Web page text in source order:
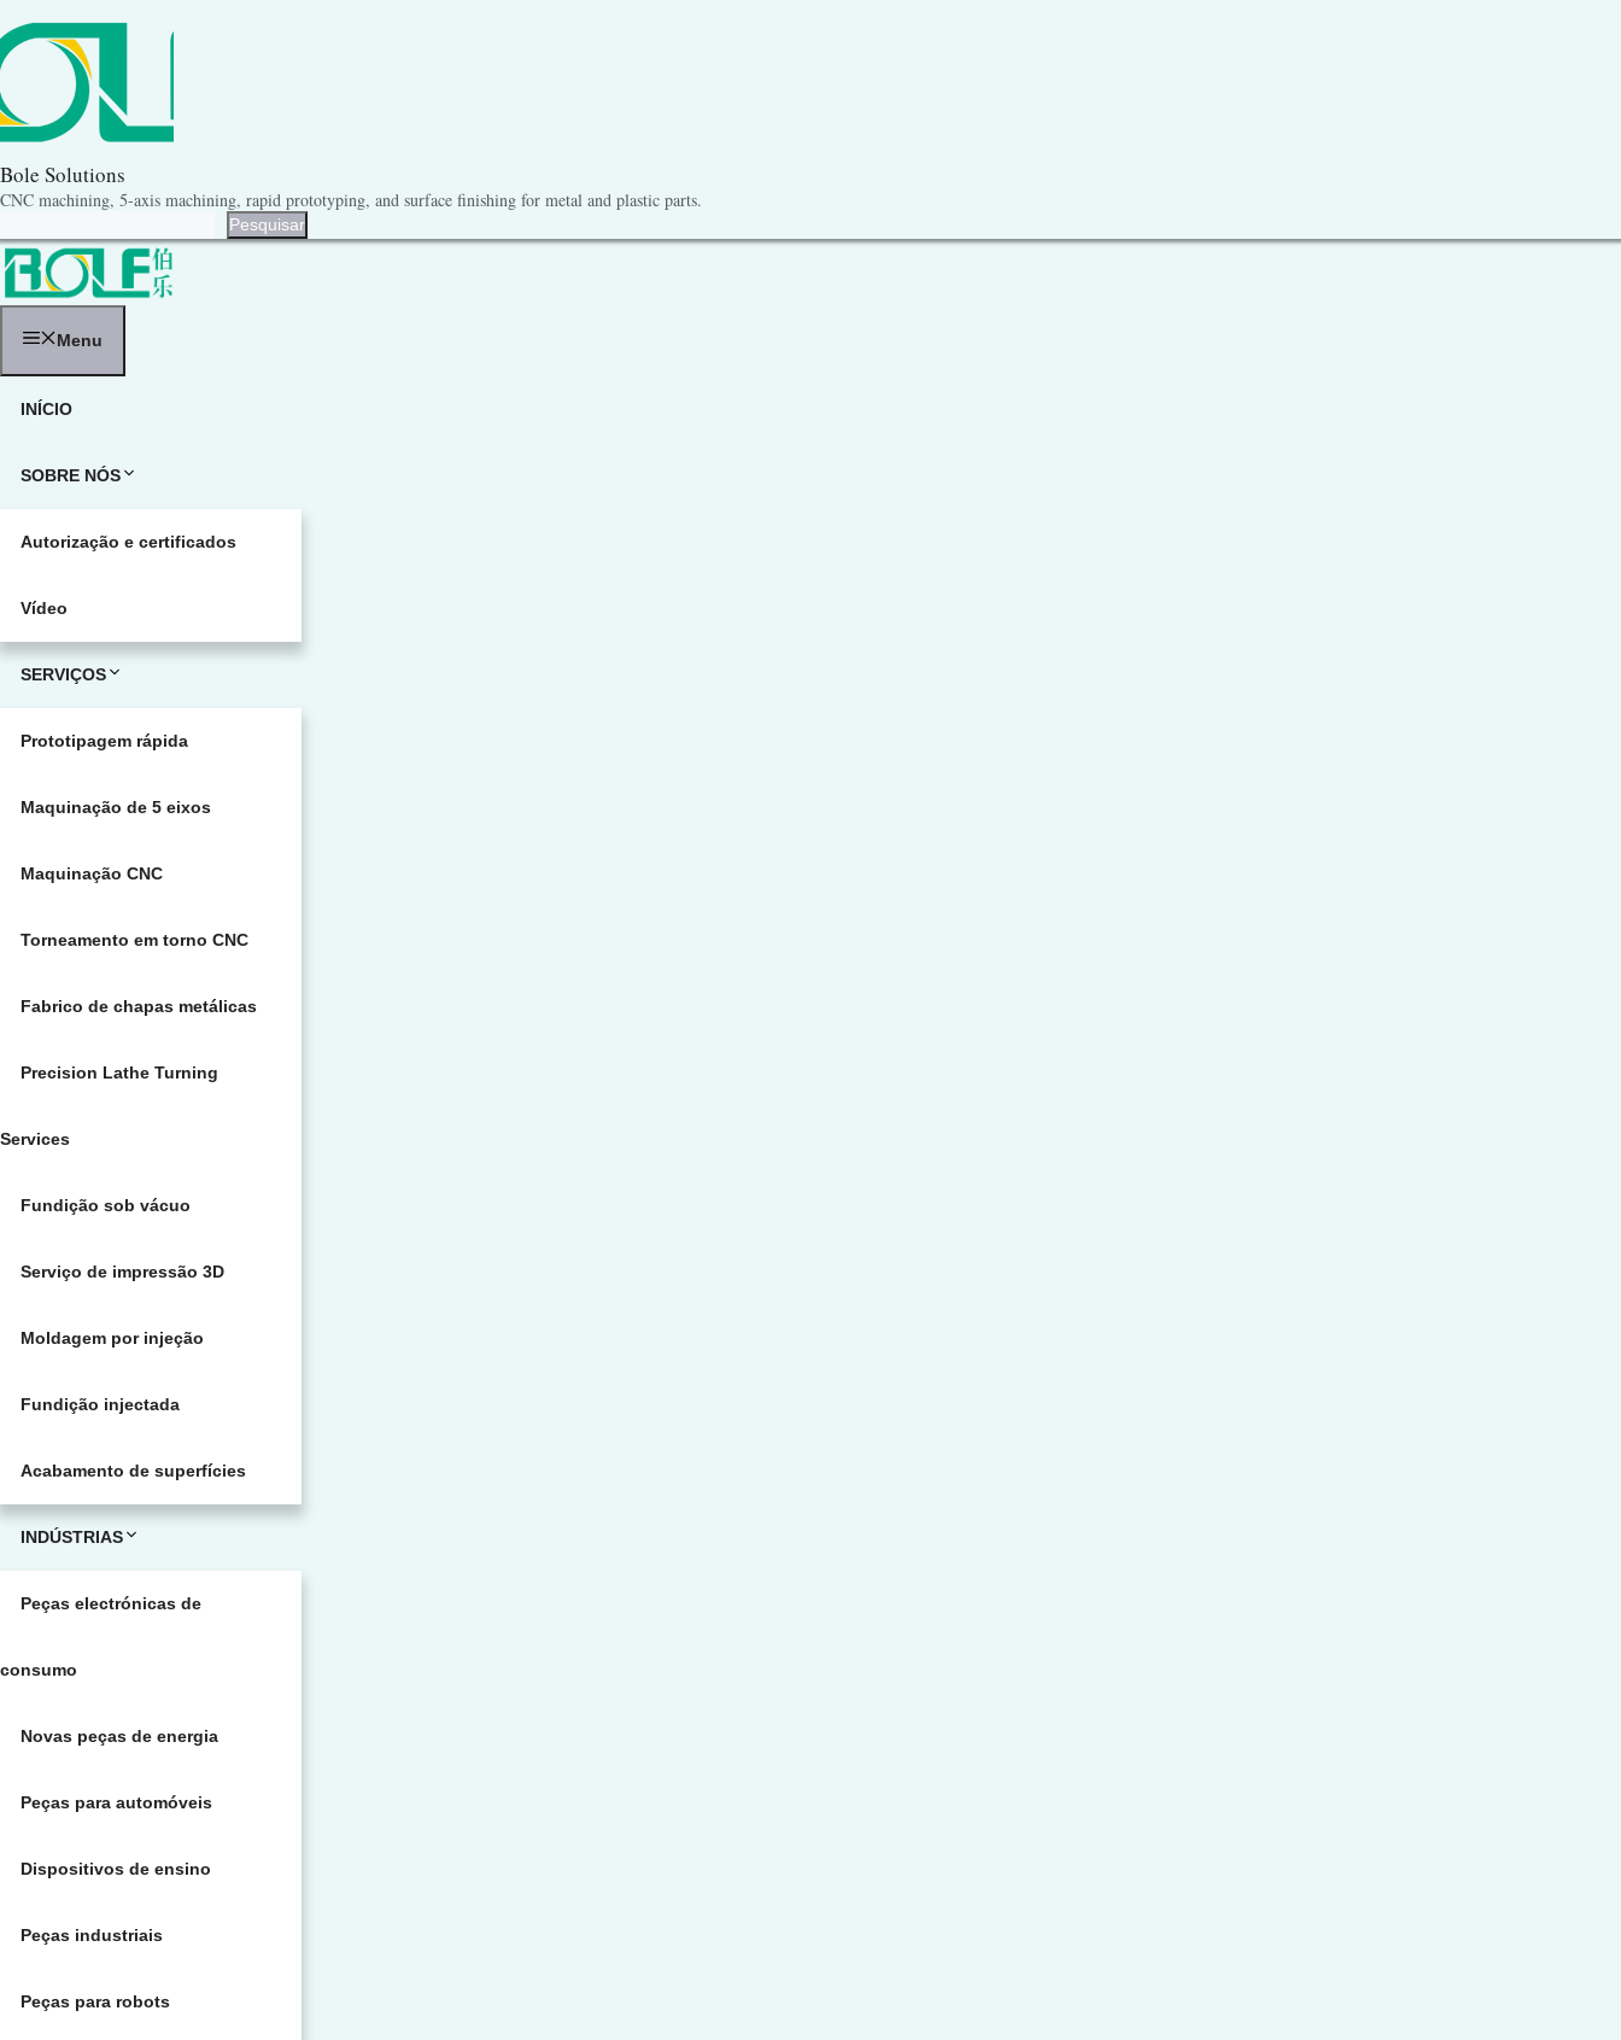
para
o
Bole Solutions
CNC machining, 5-axis machining, rapid prototyping, and surface finishing for metal and plastic parts.
Pesquisar
Menu
INÍCIO
SOBRE NÓS
Autorização e certificados
Vídeo
SERVIÇOS
Prototipagem rápida
Maquinação de 5 eixos
Maquinação CNC
Torneamento em torno CNC
Fabrico de chapas metálicas
Precision Lathe Turning
Services
Fundição sob vácuo
Serviço de impressão 3D
Moldagem por injeção
Fundição injectada
Acabamento de superfícies
INDÚSTRIAS
Peças electrónicas de
consumo
Novas peças de energia
Peças para automóveis
Dispositivos de ensino
Peças industriais
Peças para robots